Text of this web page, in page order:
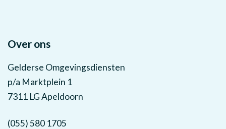
Over ons
Gelderse Omgevingsdiensten
p/a Marktplein 1
7311 LG Apeldoorn
(055) 580 1705